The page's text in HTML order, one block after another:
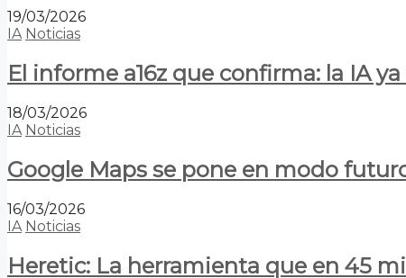
19/03/2026
IA Noticias
El informe a16z que confirma: la IA
18/03/2026
IA Noticias
Google Maps se pone en modo
16/03/2026
IA Noticias
Heretic: La herramienta que en 45